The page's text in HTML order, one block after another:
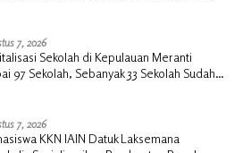
7, 2026
Sekolah di Kepulauan Meranti
97 Sekolah, Sebanyak 33 Sekolah Sudah
7, 2026
KKN IAIN Datuk Laksemana